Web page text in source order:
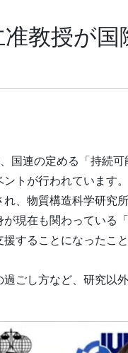
教授が
国連の定める「持続
トが行われています
、物質構造科学研究
現在も関わっている
することになったこ
ごし方など、研究以